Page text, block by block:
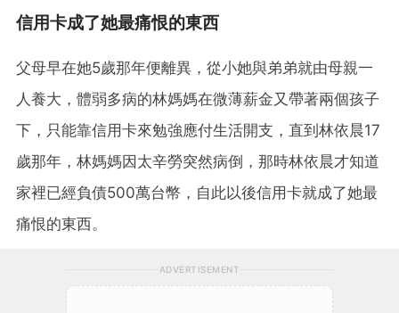
信用卡成了她最痛恨的東西
父母早在她5歲那年便離異，從小她與弟弟就由母親一
人養大，體弱多病的林媽媽在微薄薪金又帶著兩個孩子
下，只能靠信用卡來勉強應付生活開支，直到林依晨17
歲那年，林媽媽因太辛勞突然病倒，那時林依晨才知道
家裡已經負債500萬台幣，自此以後信用卡就成了她最
痛恨的東西。
ADVERTISEMENT